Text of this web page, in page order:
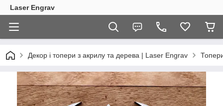
Laser Engrav
Декор і топери з акрилу та дерева | Laser Engrav